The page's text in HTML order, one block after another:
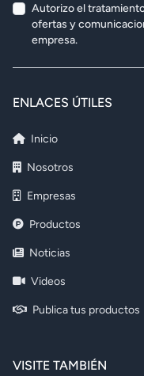
Autorizo el
ofertas y
empresa.
ENLACES ÚTILES
Inicio
Nosotros
Empresas
Productos
Noticias
Videos
Publica tus productos
VISITE TAMBIÉN